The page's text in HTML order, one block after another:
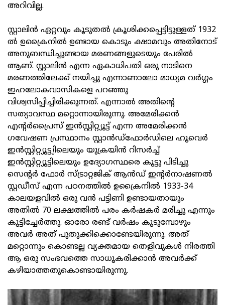
അറിവില്ല.
സ്റ്റാലിൻ ഏറ്റവും കൂടുതൽ ക്രൂശിക്കപ്പെട്ടിട്ടുള്ളത് 1932
ൽ ഉക്രൈനിൽ ഉണ്ടായ കൊടും ക്ഷാമവും അതിനോട്
അനുബന്ധിച്ചുണ്ടായ മരണങ്ങളുടെയും പേരിൽ
ആണ്. സ്റ്റാലിൻ എന്ന ഏകാധിപതി ഒരു നാടിനെ
മരണത്തിലേക്ക് നയിച്ചു എന്നാണാലോ മാധ്യമ വർഗ്ഗം
ഇഹലോകവാസികളെ പറഞ്ഞു
വിശ്വസിപ്പിച്ചിരിക്കുന്നത്. എന്നാൽ അതിന്റെ
സത്യാവസ്ഥ മറ്റൊന്നായിരുന്നു. അമേരിക്കൻ
എന്റർപ്രൈസ് ഇൻസ്റ്റിറ്റ്യൂട്ട് എന്ന അമേരിക്കൻ
ഗവേഷണ പ്രസ്ഥാനം സ്റ്റാൻഡ്ഫോർഡിലെ ഹൂവെർ
ഇൻസ്റ്റിറ്റ്യൂട്ട്യിലെയും യുക്രയിൻ റിസർച്ച്
ഇൻസ്റ്റിറ്റ്യൂട്ടിലെയും ഉദ്യോഗസ്ഥരെ കൂട്ടു പിടിച്ചു
സെന്റർ ഫോർ സ്ട്രാറ്റജിക് ആൻഡ് ഇന്റർനാഷണൽ
സ്റ്റഡീസ് എന്ന പഠനത്തിൽ ഉക്രൈനിൽ 1933-34
കാലയളവിൽ ഒരു വൻ പട്ടിണി ഉണ്ടായതായും
അതിൽ 70 ലക്ഷത്തിൽ പരം കർഷകർ മരിച്ചു എന്നും
കൂട്ടിച്ചേർത്തു. ഓരോ രണ്ട് വർഷം കൂടുമ്പോഴും
അവർ അത് പുതുക്കിക്കൊണ്ടേയിരുന്നു. അത്
മറ്റൊന്നും കൊണ്ടല്ല വ്യക്തമായ തെളിവുകൾ നിരത്തി
ആ ഒരു സംഭവത്തെ സാധൂകരിക്കാൻ അവർക്ക്
കഴിയാത്തതുകൊണ്ടായിരുന്നു.